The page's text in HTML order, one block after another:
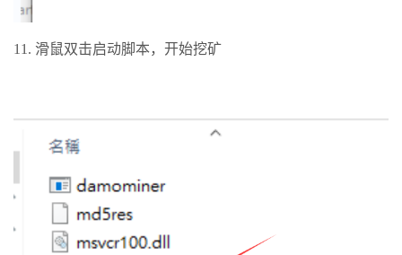
11. 滑鼠双击启动脚本，开始挖矿